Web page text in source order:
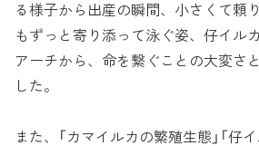
る様子から出産の瞬間、小さくて頼
もずっと寄り添って泳ぐ姿、仔イル
アーチから、命を繋ぐことの大変さ
した。
また、「カマイルカの繁殖生態」「仔